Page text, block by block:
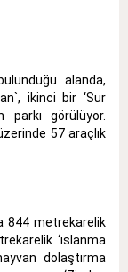
alanda,
ikinci bir ‘Sur
görülüyor.
57 araçlık
844 metrekarelik
‘ıslanma
dolaştırma